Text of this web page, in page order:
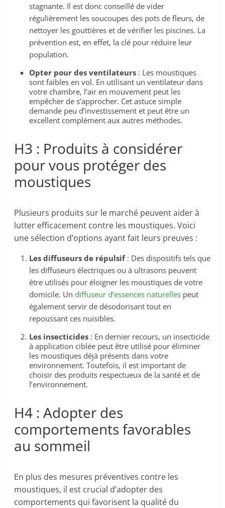
stagnante. Il est donc conseillé de vider
régulièrement les soucoupes des pots de fleurs, de
nettoyer les gouttières et de vérifier les piscines. La
prévention est, en effet, la clé pour réduire leur
population.
Opter pour des ventilateurs : Les moustiques
sont faibles en vol. En utilisant un ventilateur dans
votre chambre, l’air en mouvement peut les
empêcher de s’approcher. Cet astuce simple
demande peu d’investissement et peut être un
excellent complément aux autres méthodes.
H3 : Produits à considérer
pour vous protéger des
moustiques
Plusieurs produits sur le marché peuvent aider à
lutter efficacement contre les moustiques. Voici
une sélection d’options ayant fait leurs preuves :
Les diffuseurs de répulsif: Des dispositifs tels que
les diffuseurs électriques ou à ultrasons peuvent
être utilisés pour éloigner les moustiques de votre
domicile. Un diffuseur d’essences naturelles peut
également servir de désodorisant tout en
repoussant ces nuisibles.
Les insecticides : En dernier recours, un insecticide
à application ciblée peut être utilisé pour éliminer
les moustiques déjà présents dans votre
environnement. Toutefois, il est important de
choisir des produits respectueux de la santé et de
l’environnement.
H4 : Adopter des
comportements favorables
au sommeil
En plus des mesures préventives contre les
moustiques, il est crucial d’adopter des
comportements qui favorisent la qualité du